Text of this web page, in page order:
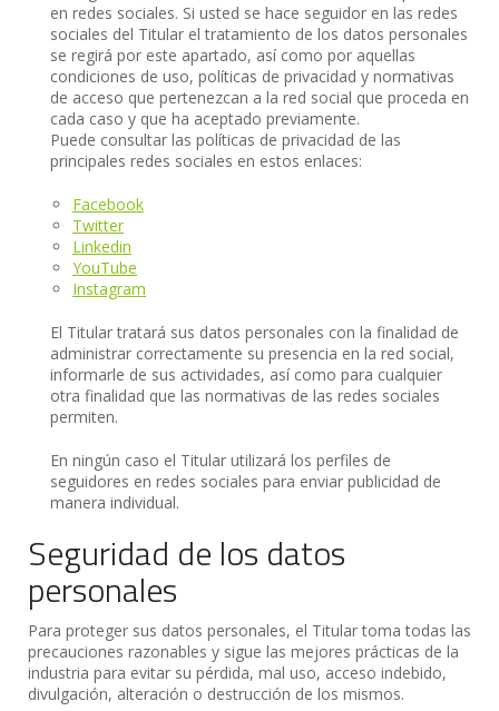
en redes sociales. Si usted se hace seguidor en las redes
sociales del Titular el tratamiento de los datos personales
se regirá por este apartado, así como por aquellas
condiciones de uso, políticas de privacidad y normativas
de acceso que pertenezcan a la red social que proceda en
cada caso y que ha aceptado previamente.
Puede consultar las políticas de privacidad de las
principales redes sociales en estos enlaces:
Facebook
Twitter
Linkedin
YouTube
Instagram
El Titular tratará sus datos personales con la finalidad de
administrar correctamente su presencia en la red social,
informarle de sus actividades, así como para cualquier
otra finalidad que las normativas de las redes sociales
permiten.
En ningún caso el Titular utilizará los perfiles de
seguidores en redes sociales para enviar publicidad de
manera individual.
Seguridad de los datos
personales
Para proteger sus datos personales, el Titular toma todas las
precauciones razonables y sigue las mejores prácticas de la
industria para evitar su pérdida, mal uso, acceso indebido,
divulgación, alteración o destrucción de los mismos.